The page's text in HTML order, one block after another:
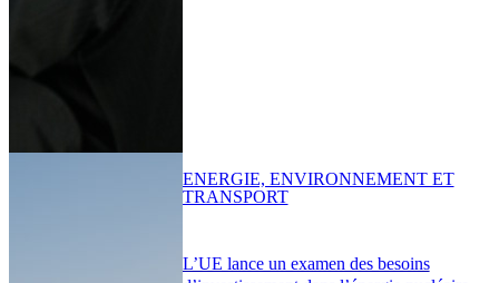
L’UE lance un examen des besoins
ENERGIE, ENVIRONNEMENT ET
TRANSPORT